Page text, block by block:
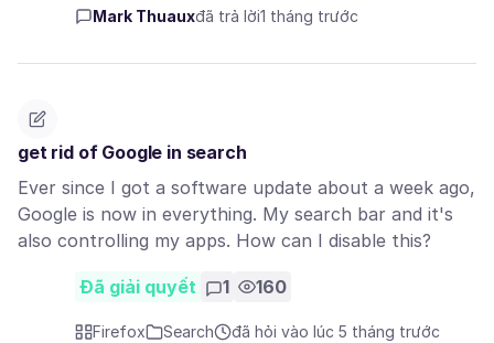
Mark Thuauxđã trả lời1 tháng trước
get rid of Google in search
Ever since I got a software update about a week ago,
Google is now in everything. My search bar and it's
also controlling my apps. How can I disable this?
Đã giải quyết 1 160
Firefox Search
đã hỏi vào lúc 5 tháng trước